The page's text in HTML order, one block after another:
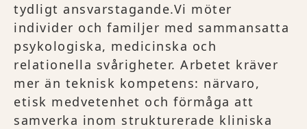
tydligt ansvarstagande.Vi möter
individer och familjer med sammansatta
psykologiska, medicinska och
relationella svårigheter. Arbetet kräver
mer än teknisk kompetens: närvaro,
etisk medvetenhet och förmåga att
samverka inom strukturerade kliniska